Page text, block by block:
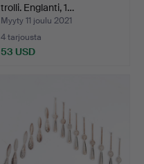
trolli. Englanti, 1…
Myyty 11 joulu 2021
4 tarjousta
53 USD